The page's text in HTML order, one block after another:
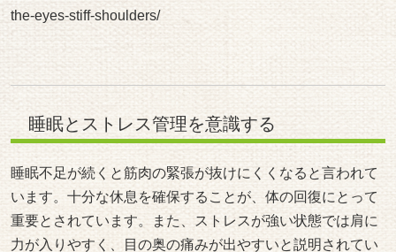
the-eyes-stiff-shoulders/
睡眠とストレス管理を意識する
睡眠不足が続くと筋肉の緊張が抜けにくくなると言われて
います。十分な休息を確保することが、体の回復にとって
重要とされています。また、ストレスが強い状態では肩に
力が入りやすく、目の奥の痛みが出やすいと説明されてい